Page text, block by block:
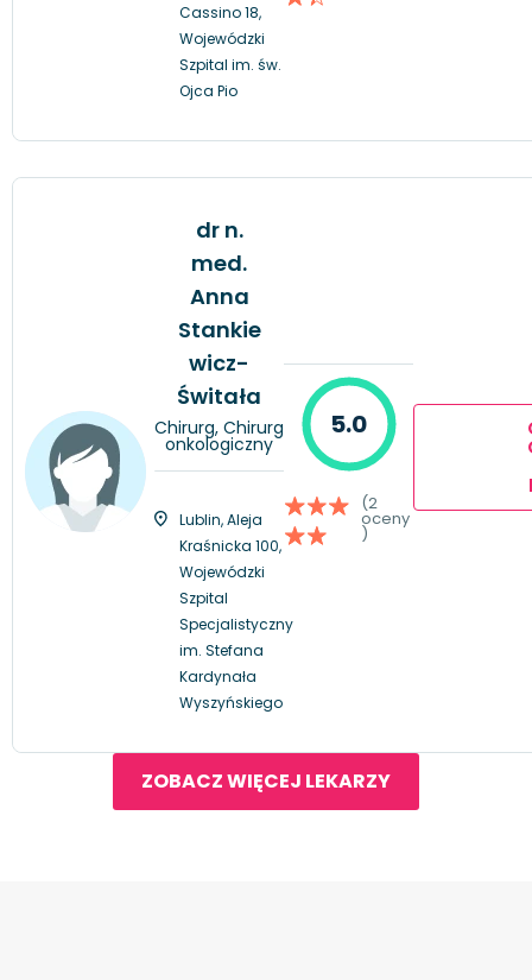
Cassino 18,
Wojewódzki
Szpital im. św.
Ojca Pio
dr n.
med.
Anna
Stankie
wicz-
Świtała
Chirurg, Chirurg
onkologiczny
Lublin, Aleja
Kraśnicka 100,
Wojewódzki
Szpital
Specjalistyczny
im. Stefana
Kardynała
Wyszyńskiego
5.0
(2
oceny
)
ZOBACZ WIĘCEJ LEKARZY